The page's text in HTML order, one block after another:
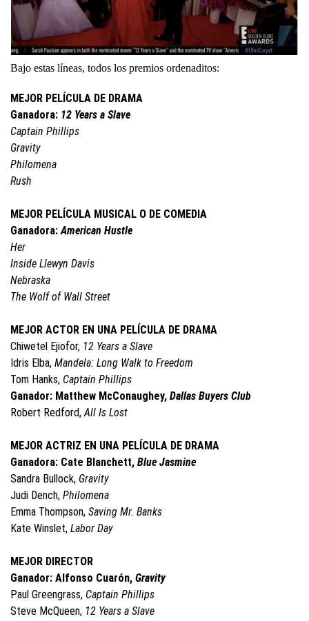
Bajo estas líneas, todos los premios ordenaditos:
MEJOR PELÍCULA DE DRAMA
Ganadora: 12 Years a Slave
Captain Phillips
Gravity
Philomena
Rush
MEJOR PELÍCULA MUSICAL O DE COMEDIA
Ganadora:American Hustle
Her
Inside Llewyn Davis
Nebraska
The Wolf of Wall Street
MEJOR ACTOR EN UNA PELÍCULA DE DRAMA
Chiwetel Ejiofor, 12 Years a Slave
Idris Elba, Mandela: Long Walk to Freedom
Tom Hanks, Captain Phillips
Ganador: Matthew McConaughey, Dallas Buyers Club
Robert Redford,All Is Lost
MEJOR ACTRIZ EN UNA PELÍCULA DE DRAMA
Ganadora: Cate Blanchett, Blue Jasmine
Sandra Bullock, Gravity
Judi Dench, Philomena
Emma Thompson, Saving Mr. Banks
Kate Winslet, Labor Day
MEJOR DIRECTOR
Ganador: Alfonso Cuarón, Gravity
Paul Greengrass, Captain Phillips
Steve McQueen, 12 Years a Slave